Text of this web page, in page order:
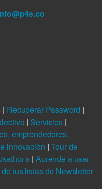
| Recuperar Password |
| Servicios |
emprendedores,
innovación | Tour de
| Aprende a usar
tus listas de Newsletter